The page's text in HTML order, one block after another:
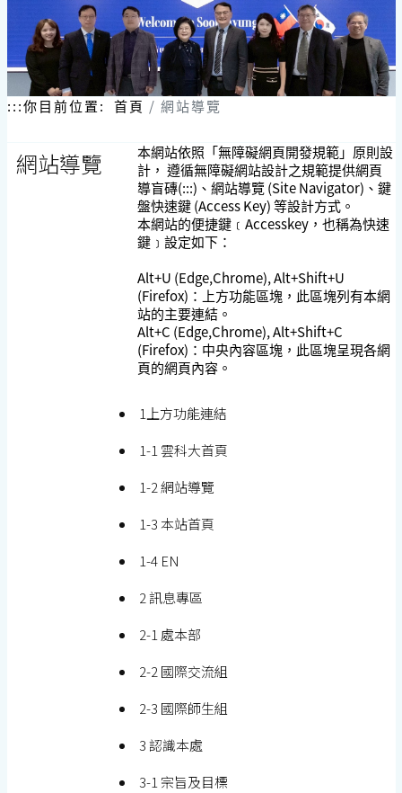
:::你目前位置: 首頁 網站導覽
網站導覽
本網站依照「無障礙網頁開發規範」原則設
計， 遵循無障礙網站設計之規範提供網頁
導盲磚(:::)、網站導覽 (Site Navigator)、鍵
盤快速鍵 (Access Key) 等設計方式。
本網站的便捷鍵﹝Accesskey，也稱為快速
鍵﹞設定如下：
Alt+U (Edge,Chrome), Alt+Shift+U
(Firefox)：上方功能區塊，此區塊列有本網
站的主要連結。
Alt+C (Edge,Chrome), Alt+Shift+C
(Firefox)：中央內容區塊，此區塊呈現各網
頁的網頁內容。
1上方功能連結
1-1 雲科大首頁
1-2 網站導覽
1-3 本站首頁
1-4 EN
2 訊息專區
2-1 處本部
2-2 國際交流組
2-3 國際師生組
3 認識本處
3-1 宗旨及目標